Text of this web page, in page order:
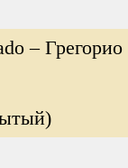
– Грегорио